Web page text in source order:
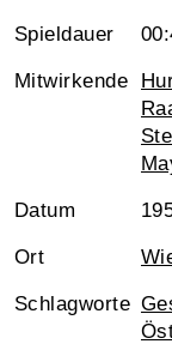
Spieldauer
Mitwirkende
Datum
Ort
Schlagworte